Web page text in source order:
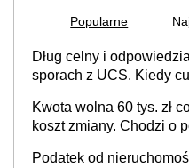
Popularne
Dług celny i
sporach z UCS. Kiedy
Kwota wolna 60 tys. zł
koszt zmiany. Chodzi o
Podatek od